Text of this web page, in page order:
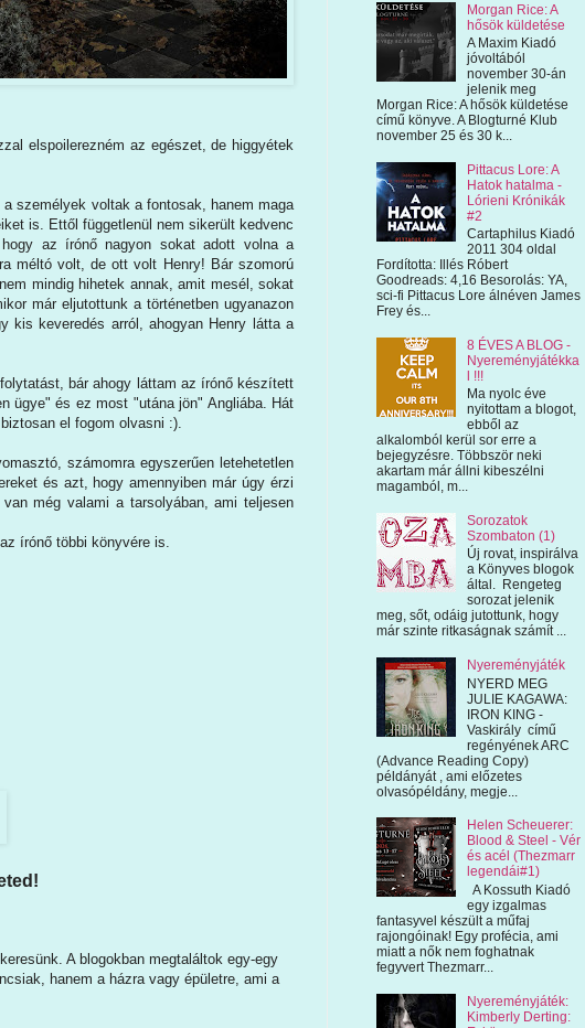
elspoilerezném az egészet, de higgyétek
személyek voltak a fontosak, hanem maga
is. Ettől függetlenül nem sikerült kedvenc
az írónő nagyon sokat adott volna a
méltó volt, de ott volt Henry! Bár szomorú
mindig hihetek annak, amit mesél, sokat
már eljutottunk a történetben ugyanazon
kis keveredés arról, ahogyan Henry látta a
bár ahogy láttam az írónő készített
ügye" és ez most "utána jön" Angliába. Hát
el fogom olvasni :).
számomra egyszerűen letehetetlen
és azt, hogy amennyiben már úgy érzi
még valami a tarsolyában, ami teljesen
írónő többi könyvére is.
A blogokban megtaláltok egy-egy
hanem a házra vagy épületre, ami a
Morgan Rice: A
hősök küldetése
A Maxim Kiadó
jóvoltából
november 30-án
jelenik meg
Morgan Rice: A hősök küldetése
című könyve. A Blogturné Klub
november 25 és 30 k...
Pittacus Lore: A
Hatok hatalma -
Lórieni Krónikák
#2
Cartaphilus Kiadó
2011 304 oldal
Fordította: Illés Róbert
Goodreads: 4,16 Besorolás: YA,
sci-fi Pittacus Lore álnéven James
Frey és...
8 ÉVES A BLOG -
Nyereményjátékka
l !!!
Ma nyolc éve
nyitottam a blogot,
ebből az
alkalomból kerül sor erre a
bejegyzésre. Többször neki
akartam már állni kibeszélni
magamból, m...
Sorozatok
Szombaton (1)
Új rovat, inspirálva
a Könyves blogok
által. Rengeteg
sorozat jelenik
meg, sőt, odáig jutottunk, hogy
már szinte ritkaságnak számít ...
Nyereményjáték
NYERD MEG
JULIE KAGAWA:
IRON KING -
Vaskirály című
regényének ARC
(Advance Reading Copy)
példányát , ami előzetes
olvasópéldány, megje...
Helen Scheuerer:
Blood & Steel - Vér
és acél (Thezmarr
legendái#1)
A Kossuth Kiadó
egy izgalmas
fantasyvel készült a műfaj
rajongóinak! Egy profécia, ami
miatt a nők nem foghatnak
fegyvert Thezmarr...
Nyereményjáték:
Kimberly Derting: